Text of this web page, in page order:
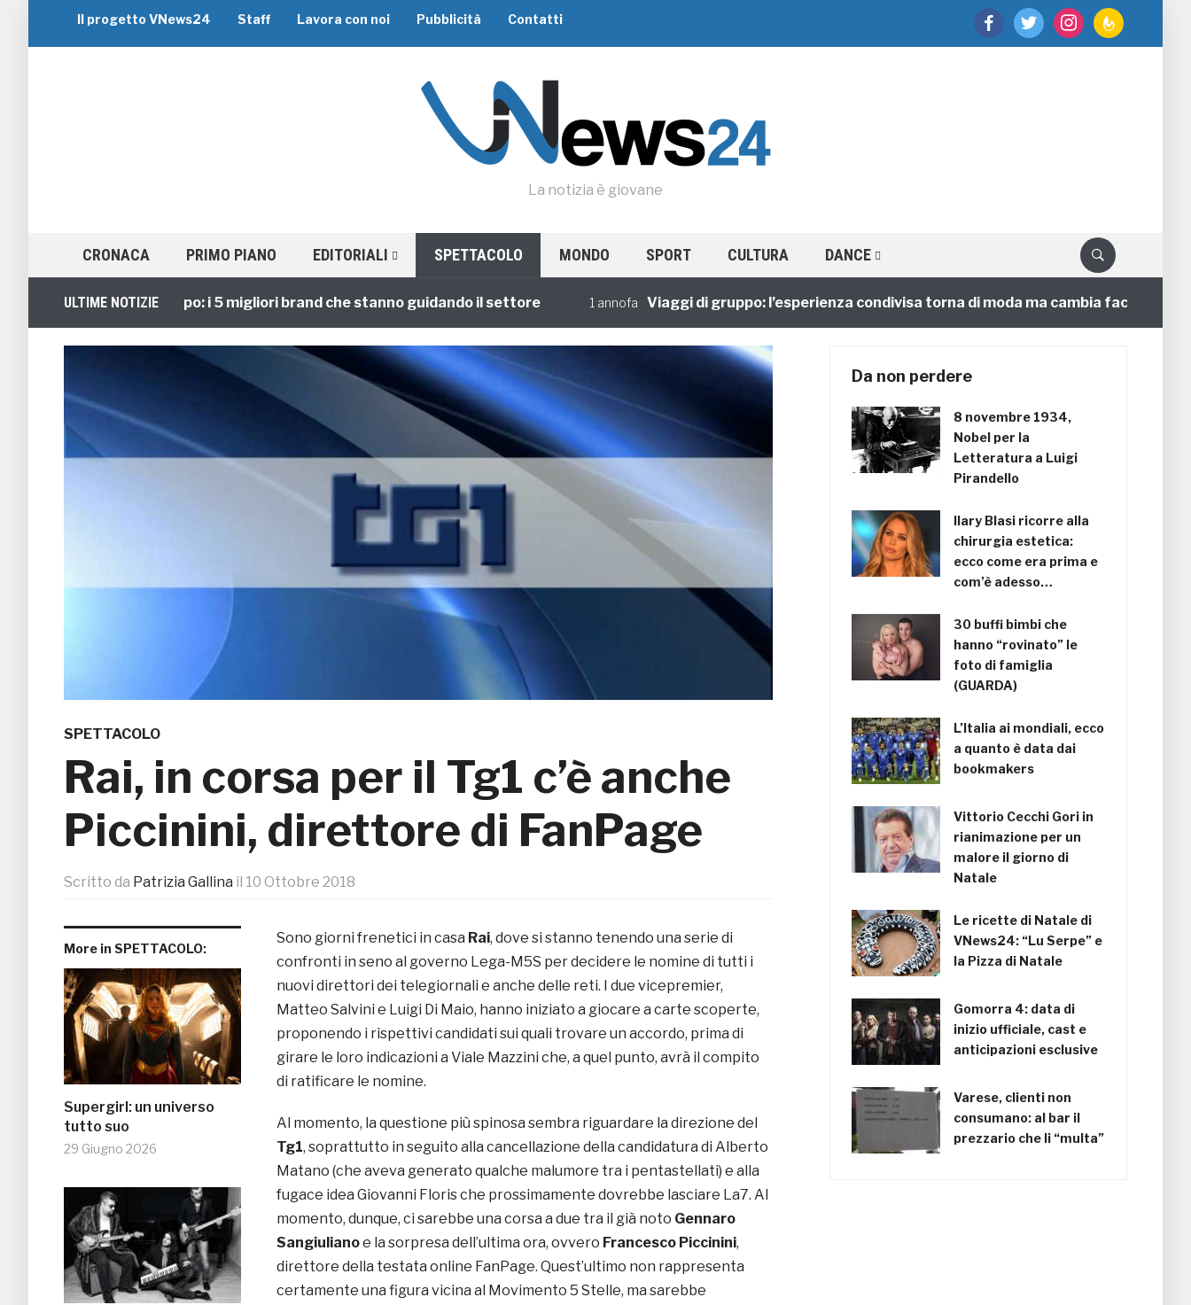
facebooktwitter instagramfeedburner
Il progetto VNews24 Staff Lavora con noi Pubblicità Contatti
La notizia è giovane
CRONACA PRIMO PIANO EDITORIALI SPETTACOLO MONDO SPORT CULTURA DANCE
ULTIME NOTIZIE
Viaggi di Gruppo: i 5 migliori brand che stanno guidando il settore 1 annofa Viaggi di gruppo: l’esperienza condivisa torna di moda ma cambia faccia
SPETTACOLO
Rai, in corsa per il Tg1 c’è anche
Piccinini, direttore di FanPage
Scritto da Patrizia Gallina il 10 Ottobre 2018
More in SPETTACOLO:
Supergirl: un universo
tutto suo
29 Giugno 2026
Sono giorni frenetici in casa Rai, dove si stanno tenendo una serie di
confronti in seno al governo Lega-M5S per decidere le nomine di tutti i
nuovi direttori dei telegiornali e anche delle reti. I due vicepremier,
Matteo Salvini e Luigi Di Maio, hanno iniziato a giocare a carte scoperte,
proponendo i rispettivi candidati sui quali trovare un accordo, prima di
girare le loro indicazioni a Viale Mazzini che, a quel punto, avrà il compito
di ratificare le nomine.
Al momento, la questione più spinosa sembra riguardare la direzione del
Tg1, soprattutto in seguito alla cancellazione della candidatura di Alberto
Matano (che aveva generato qualche malumore tra i pentastellati) e alla
fugace idea Giovanni Floris che prossimamente dovrebbe lasciare La7. Al
momento, dunque, ci sarebbe una corsa a due tra il già noto Gennaro
Sangiulianoe la sorpresa dell’ultima ora, ovvero Francesco Piccinini,
direttore della testata online FanPage. Quest’ultimo non rappresenta
certamente una figura vicina al Movimento 5 Stelle, ma sarebbe
Da non perdere
8 novembre 1934,
Nobel per la
Letteratura a Luigi
Pirandello
Ilary Blasi ricorre alla
chirurgia estetica:
ecco come era prima e
com’è adesso…
30 buffi bimbi che
hanno “rovinato” le
foto di famiglia
(GUARDA)
L’Italia ai mondiali, ecco
a quanto è data dai
bookmakers
Vittorio Cecchi Gori in
rianimazione per un
malore il giorno di
Natale
Le ricette di Natale di
VNews24: “Lu Serpe” e
la Pizza di Natale
Gomorra 4: data di
inizio ufficiale, cast e
anticipazioni esclusive
Varese, clienti non
consumano: al bar il
prezzario che li “multa”